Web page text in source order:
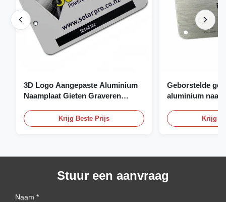
3D Logo Aangepaste Aluminium
Naamplaat Gieten Graveren
Krijg Beste Prijs
Geborstelde
aluminium
Krijg
Stuur een aanvraag
Naam *